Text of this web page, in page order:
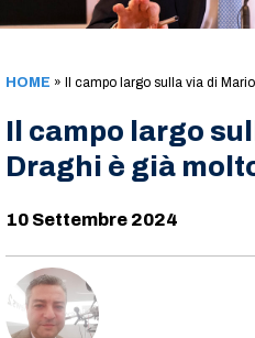
HOME » Il campo largo sulla via di
Il campo largo
Draghi è già
10 Settembre 2024